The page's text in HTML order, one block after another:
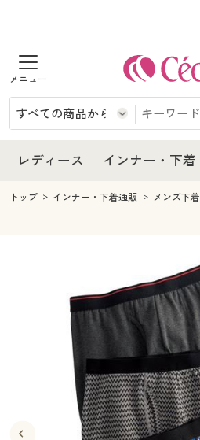
商品を探す
レディース
レディースファッション
インナー・下着
インナー・下着通販すべて
ジュニア・ティーンズ下着
メンズ
メンズ下着
キッチン・雑貨・日用品
寝具・インテリア・家具
寝具・インテリア・家具通販すべて
家具・収納
寝具・ベッド
美容・健康
美容・健康通販すべて
美容・健康・サプリメント
制服・スクール
制服・スクールすべて
大きいサイズ
レディース インナー・下着
レディース
レディース通販すべて
レディースファッション
インナー・下着
インナー・下着通販すべて
メンズ
キッチン・雑貨・日用品
寝具・インテリア・家具通販すべて
家具・収納
寝具・ベッド
カーテン・ラグ・ファブリック
美容・健康通販すべて
美容・健康・サプリメント
制服・スクール
制服・スクールすべて
制服・学生服
大きいサイズ
大きいサイズ通販すべて
トップ インナー・下着通販 メンズ下着